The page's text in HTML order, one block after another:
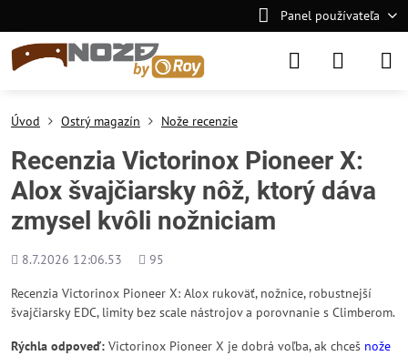
Panel používateľa
Úvod Ostrý magazín Nože recenzie
Recenzia Victorinox Pioneer X:
Alox švajčiarsky nôž, ktorý dáva
zmysel kvôli nožniciam
Pridané
8.7.2026 12:06.53
Počet
95
Recenzia Victorinox Pioneer X: Alox rukoväť, nožnice, robustnejší
švajčiarsky EDC, limity bez scale nástrojov a porovnanie s Climberom.
Rýchla odpoveď: Victorinox Pioneer X je dobrá voľba, ak chceš nože